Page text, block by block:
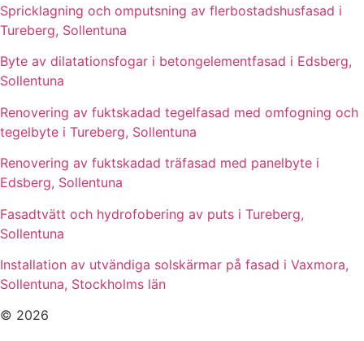
Spricklagning och omputsning av flerbostadshusfasad i
Tureberg, Sollentuna
Byte av dilatationsfogar i betongelementfasad i Edsberg,
Sollentuna
Renovering av fuktskadad tegelfasad med omfogning och
tegelbyte i Tureberg, Sollentuna
Renovering av fuktskadad träfasad med panelbyte i
Edsberg, Sollentuna
Fasadtvätt och hydrofobering av puts i Tureberg,
Sollentuna
Installation av utvändiga solskärmar på fasad i Vaxmora,
Sollentuna, Stockholms län
© 2026